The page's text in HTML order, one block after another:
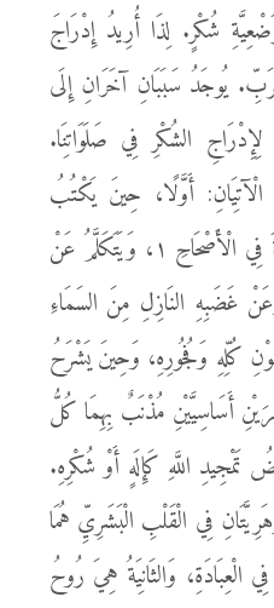
شُكْرٍ. لِذَا أُرِيدُ إِدْرَاجَ
يُوجَدُ سَبَبَانِ آخَرَانِ إِلَى
الشُكْرِ فِي صَلَوَاتِنَا.
الْآتِيَانِ: أَوَّلًا، حِينَ يَكْتُبُ
الرَسُولُ بُولُسُ إِلَى أَهْلِ رُومِيَةَ فِي الْأَصْحَاحِ ١، وَيَتَكَلَّمُ عَنْ
وَعَنْ غَضَبِهِ النَازِلِ مِنَ السَمَاءِ
كُلِّهِ وَفُجُورِهِ، وَحِينَ يَشْرَحُ
أَسَاسِيَّيْنِ مُذْنَبٌ بِهِمَا كُلُّ
تَمْجِيدِ اللَّهِ كَإِلَهٍ أَوْ شُكْرِهِ.
فِي الْقَلْبِ الْبَشَرِيِّ هُمَا
وَالثَانِيَةُ هِيَ رُوحُ